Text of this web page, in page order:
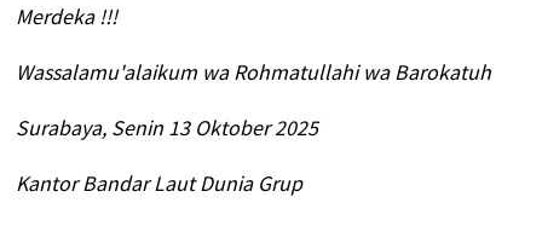
Merdeka !!!
Wassalamu'alaikum wa Rohmatullahi wa Barokatuh
Surabaya, Senin 13 Oktober 2025
Kantor Bandar Laut Dunia Grup